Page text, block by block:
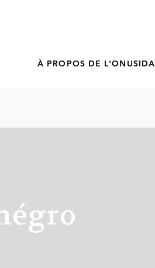
À PROPOS DE L'ONUSIDA